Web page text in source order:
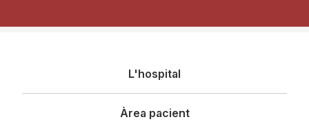
principal
L'hospital
Àrea pacient